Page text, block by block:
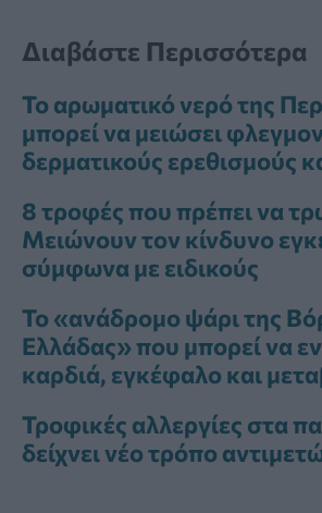
Διαβάστε Περισσότερα
Το αρωματικό νερό της
μπορεί να μειώσει
δερματικούς ερεθισμούς
8 τροφές που πρέπει να
Μειώνουν τον κίνδυνο
σύμφωνα με ειδικούς
Το «ανάδρομο ψάρι της
Ελλάδας» που μπορεί να
καρδιά, εγκέφαλο και
Τροφικές αλλεργίες στα
δείχνει νέο τρόπο